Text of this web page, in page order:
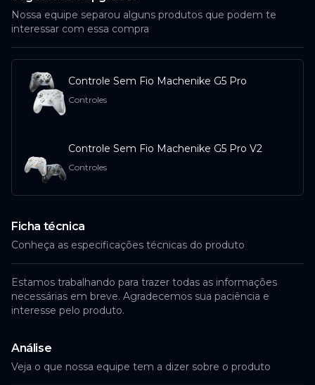
AliExpress
AliExpress
AliExpress
Nossa equipe separou alguns produtos que podem te
interessar com essa compra
Controle Sem Fio Machenike G5 Pro
Controles
Controle Sem Fio Machenike G5 Pro V2
Controles
Ficha técnica
Conheça as especificações técnicas do produto
Estamos trabalhando para trazer todas as informações
necessárias em breve. Agradecemos sua paciência e
interesse pelo produto.
Análise
Veja o que nossa equipe tem a dizer sobre o produto